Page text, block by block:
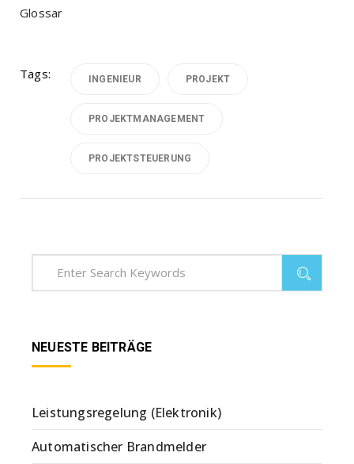
Glossar
Tags: INGENIEUR PROJEKT
PROJEKTMANAGEMENT
PROJEKTSTEUERUNG
NEUESTE BEITRÄGE
Leistungsregelung (Elektronik)
Automatischer Brandmelder